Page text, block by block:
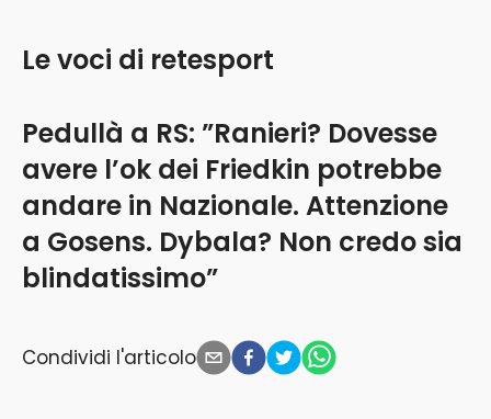
Pedullà a RS: ”Ranieri? Dovesse
avere l’ok dei Friedkin potrebbe
andare in Nazionale. Attenzione
a Gosens. Dybala? Non credo sia
blindatissimo”
Le voci di retesport
Condividi l'articolo